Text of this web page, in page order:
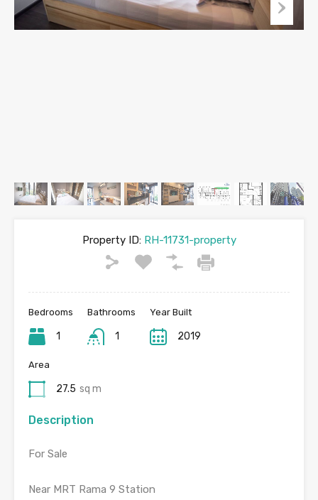
Property ID:RH-11731-property
Bedrooms
1
Bathrooms
1
Year Built
2019
Area
27.5 sq m
Description
For Sale
Near MRT Rama 9 Station